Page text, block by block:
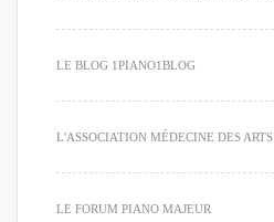
LE BLOG 1PIANO1BLOG
L'ASSOCIATION MÉDECINE DES ARTS
LE FORUM PIANO MAJEUR